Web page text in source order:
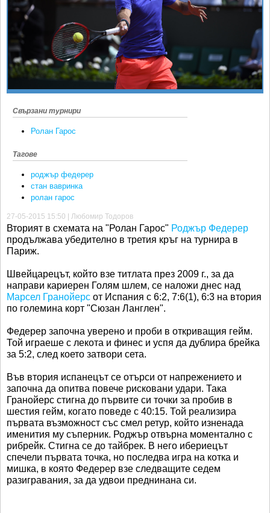
SOFIA OPEN
КЛУБОВЕ
БЛОГ
ВИДЕО
РАКЕТНИ
Ретро
Спорт&Фитнес
Други
Любители
Свързани турнири
Ролан Гарос
Тагове
роджър федерер
стан вавринка
ролан гарос
27-05-2015 15:50 | Любомир Тодоров
Вторият в схемата на "Ролан Гарос" Роджър Федерер
продължава убедително в третия кръг на турнира в
Париж.
Швейцарецът, който взе титлата през 2009 г., за да
направи кариерен Голям шлем, се наложи днес над
Марсел Гранойерс от Испания с 6:2, 7:6(1), 6:3 на втория
по големина корт "Сюзан Ланглен".
Федерер започна уверено и проби в откриващия гейм.
Той играеше с лекота и финес и успя да дублира брейка
за 5:2, след което затвори сета.
Във втория испанецът се отърси от напрежението и
започна да опитва повече рисковани удари. Така
Гранойерс стигна до първите си точки за пробив в
шестия гейм, когато поведе с 40:15. Той реализира
първата възможност със смел ретур, който изненада
именития му съперник. Роджър отвърна моментално с
рибрейк. Стигна се до тайбрек. В него ибериецът
спечели първата точка, но последва игра на котка и
мишка, в която Федерер взе следващите седем
разигравания, за да удвои преднинана си.